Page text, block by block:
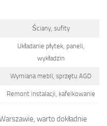
Ściany, sufity
Układanie płytek, paneli,
wykładzin
Wymiana mebli, sprzętu AGD
Remont instalacji, kafelkowanie
warto dokładnie